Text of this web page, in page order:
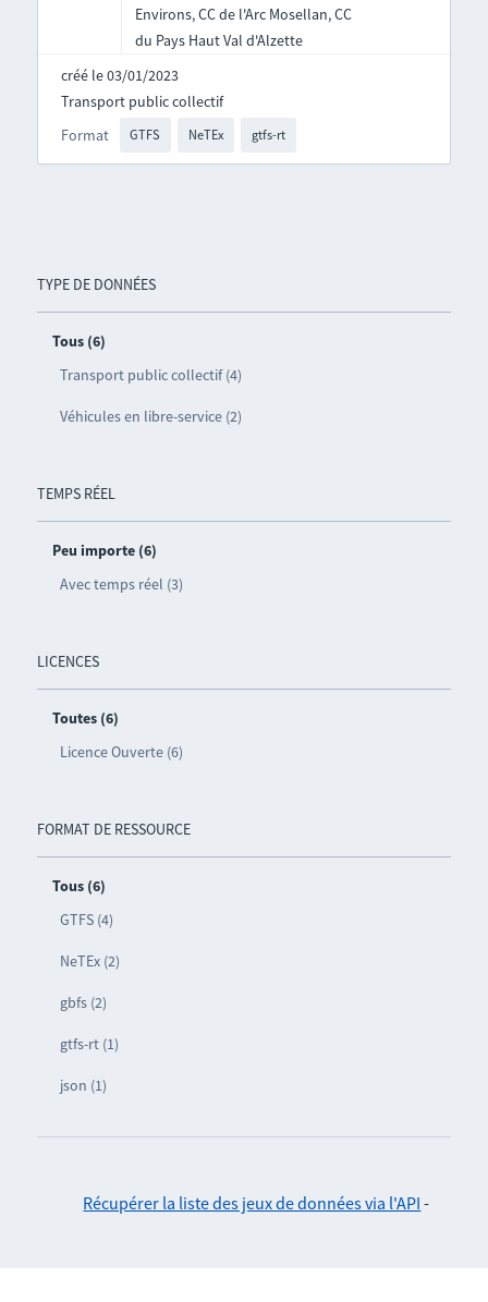
TYPE DE DONNÉES
Tous (6)
Transport public collectif (4)
Véhicules en libre-service (2)
TEMPS RÉEL
Peu importe (6)
Avec temps réel (3)
LICENCES
Toutes (6)
Licence Ouverte (6)
FORMAT DE RESSOURCE
Tous (6)
GTFS (4)
NeTEx (2)
gbfs (2)
gtfs-rt (1)
json (1)
Environs, CC de l'Arc Mosellan, CC
du Pays Haut Val d'Alzette
créé le 03/01/2023
Format GTFS NeTEx gtfs-rt
Transport public collectif
Récupérer la liste des jeux de données via l'API -